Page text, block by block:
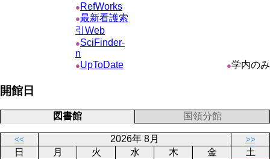
● RefWorks
●最新看護索
引Web
●SciFinder-
n
●UpToDate ●学内のみ
開館日
図書館 国領分館
<< 2026年 8月 >>
日 月 火 水 木 金
土